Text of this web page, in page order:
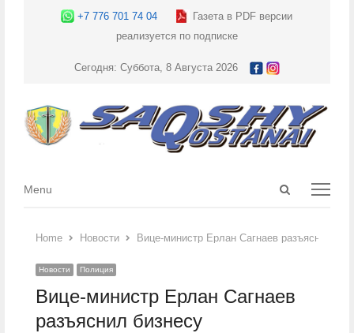
+7 776 701 74 04
Газета в PDF версии
реализуется по подписке
Сегодня: Суббота, 8 Августа 2026
Open
Menu
Menu
Home Новости Вице-министр Ерлан Сагнаев разъяснил
Новости Полиция
Вице-министр Ерлан Сагнаев
разъяснил бизнесу